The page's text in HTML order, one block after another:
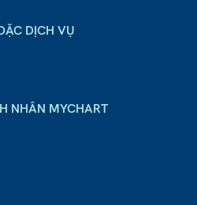
DỊCH VỤ
NHÂN MYCHART